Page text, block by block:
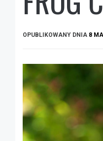
OPUBLIKOWANY DNIA 8